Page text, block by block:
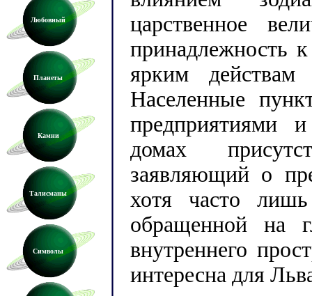
Любовный
Планеты
Камни
Талисманы
Символы
царственное
принадлежность
ярким действам
Населенные
предприятиями
домах
заявляющий о
хотя часто
обращенной на
внутреннего
интересна для